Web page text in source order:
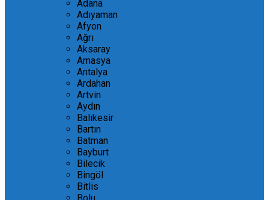
Adana
Adıyaman
Afyon
Ağrı
Aksaray
Amasya
Antalya
Ardahan
Artvin
Aydın
Balıkesir
Bartın
Batman
Bayburt
Bilecik
Bingöl
Bitlis